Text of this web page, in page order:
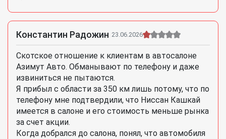
Константин Радожин 23.06.2026
Скотское отношение к клиентам в автосалоне
Азимут Авто. Обманывают по телефону и даже
извиниться не пытаются.
Я прибыл с области за 350 км лишь потому, что по
телефону мне подтвердили, что Ниссан Кашкай
имеется в салоне и его стоимость меньше рынка
за счет акции.
Когда добрался до салона, понял, что автомобиля